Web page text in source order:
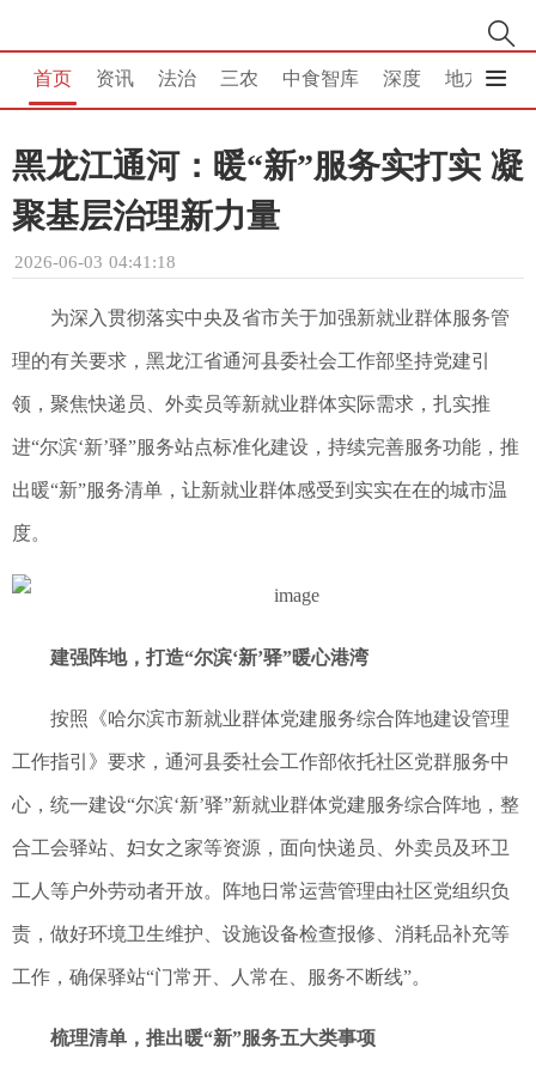
首页 资讯 法治 三农 中食智库 深度 地方
黑龙江通河：暖“新”服务实打实 凝
聚基层治理新力量
2026-06-03 04:41:18
为深入贯彻落实中央及省市关于加强新就业群体服务管
理的有关要求，黑龙江省通河县委社会工作部坚持党建引
领，聚焦快递员、外卖员等新就业群体实际需求，扎实推
进“尔滨‘新’驿”服务站点标准化建设，持续完善服务功能，推
出暖“新”服务清单，让新就业群体感受到实实在在的城市温
度。
建强阵地，打造“尔滨‘新’驿”暖心港湾
按照《哈尔滨市新就业群体党建服务综合阵地建设管理
工作指引》要求，通河县委社会工作部依托社区党群服务中
心，统一建设“尔滨‘新’驿”新就业群体党建服务综合阵地，整
合工会驿站、妇女之家等资源，面向快递员、外卖员及环卫
工人等户外劳动者开放。阵地日常运营管理由社区党组织负
责，做好环境卫生维护、设施设备检查报修、消耗品补充等
工作，确保驿站“门常开、人常在、服务不断线”。
梳理清单，推出暖“新”服务五大类事项